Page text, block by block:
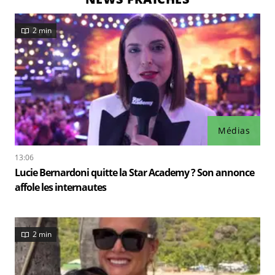
Médias
2 min
13:06
Lucie Bernardoni quitte la Star Academy ? Son annonce
affole les internautes
2 min